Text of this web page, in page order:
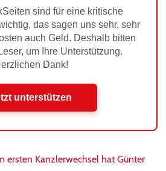
sind für eine kritische
das sagen uns sehr, sehr
auch Geld. Deshalb bitten
um Ihre Unterstützung.
Dank!
unterstützen
ersten Kanzlerwechsel hat Günter